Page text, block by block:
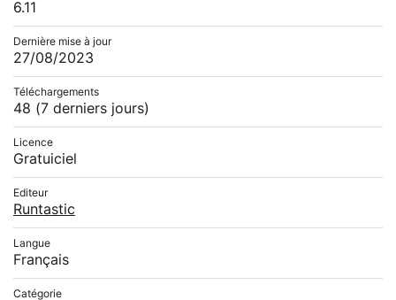
6.11
Dernière mise à jour
27/08/2023
Téléchargements
48 (7 derniers jours)
Licence
Gratuiciel
Editeur
Runtastic
Langue
Français
Catégorie